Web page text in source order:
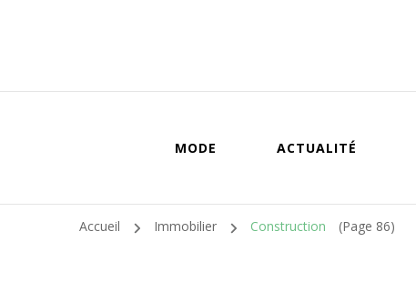
MODE ACTUALITÉ
Accueil Immobilier Construction (Page 86)